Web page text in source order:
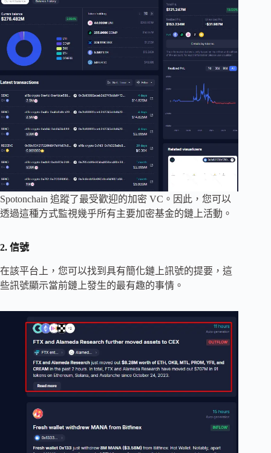
Spotonchain 追蹤了最受歡迎的加密 VC。因此，您可以
透過這種方式監視幾乎所有主要加密基金的鏈上活動。
2. 信號
在該平台上，您可以找到具有簡化鏈上訊號的提要，這
些訊號顯示當前鏈上發生的最有趣的事情。